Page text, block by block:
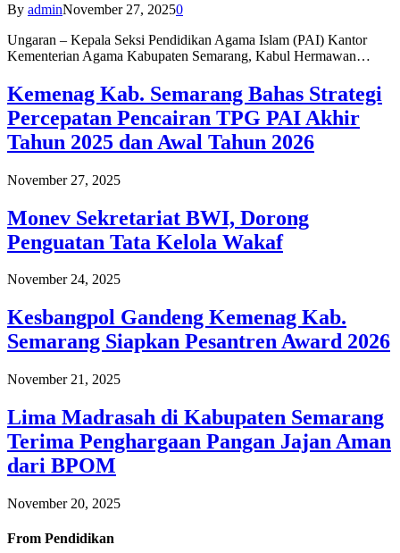
By adminNovember 27, 20250
Ungaran – Kepala Seksi Pendidikan Agama Islam (PAI) Kantor
Kementerian Agama Kabupaten Semarang, Kabul Hermawan…
Kemenag Kab. Semarang Bahas Strategi
Percepatan Pencairan TPG PAI Akhir
Tahun 2025 dan Awal Tahun 2026
November 27, 2025
Monev Sekretariat BWI, Dorong
Penguatan Tata Kelola Wakaf
November 24, 2025
Kesbangpol Gandeng Kemenag Kab.
Semarang Siapkan Pesantren Award 2026
November 21, 2025
Lima Madrasah di Kabupaten Semarang
Terima Penghargaan Pangan Jajan Aman
dari BPOM
November 20, 2025
From Pendidikan